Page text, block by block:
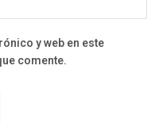
y web en este
comente.